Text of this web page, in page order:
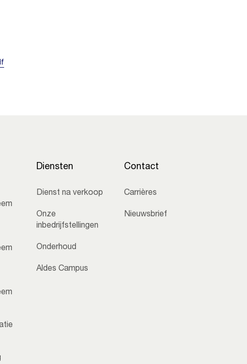
Diensten
Dienst na verkoop
Onze
inbedrijfstellingen
Onderhoud
Aldes Campus
Contact
Carrières
Nieuwsbrief